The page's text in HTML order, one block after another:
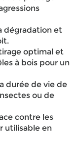
dégradation et
optimal et
à bois pour un
durée de vie de
ou de
contre les
utilisable en